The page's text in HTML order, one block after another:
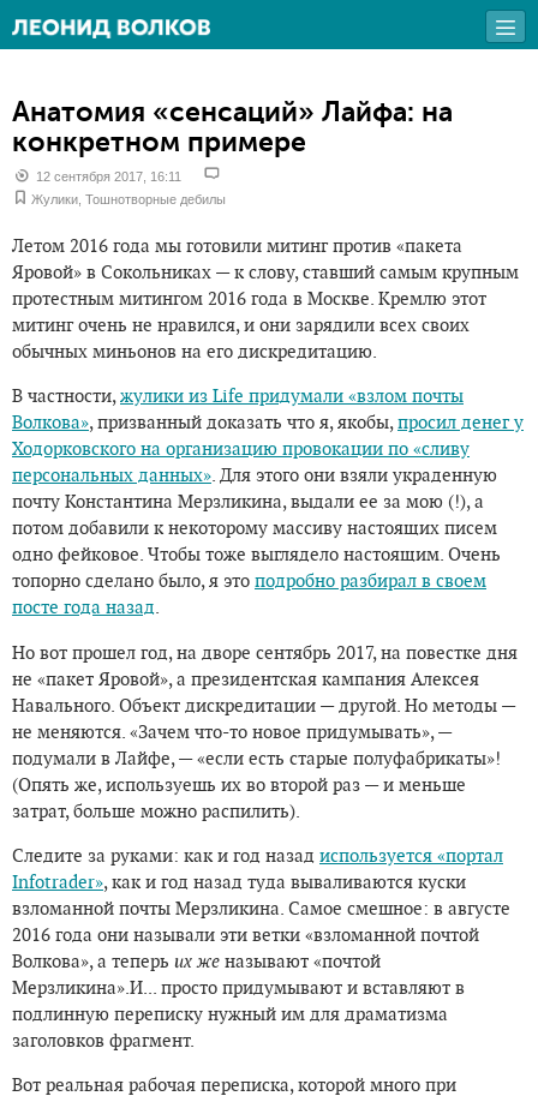
Анатомия «сенсаций» Лайфа: на
конкретном примере
12 сентября 2017, 16:11
Жулики Тошнотворные дебилы
Летом 2016 года мы готовили митинг против «пакета
Яровой» в Сокольниках — к слову, ставший самым крупным
протестным митингом 2016 года в Москве. Кремлю этот
митинг очень не нравился, и они зарядили всех своих
обычных миньонов на его дискредитацию.
В частности,жулики из Life придумали «взлом почты
Волкова», призванный доказать что я, якобы,просил денег у
Ходорковского на организацию провокации по «сливу
персональных данных». Для этого они взяли украденную
почту Константина Мерзликина, выдали ее за мою (!), а
потом добавили к некоторому массиву настоящих писем
одно фейковое. Чтобы тоже выглядело настоящим. Очень
топорно сделано было, я это подробно разбирал в своем
посте года назад.
Но вот прошел год, на дворе сентябрь 2017, на повестке дня
не «пакет Яровой», а президентская кампания Алексея
Навального. Объект дискредитации — другой. Но методы —
не меняются. «Зачем что-то новое придумывать», —
подумали в Лайфе, — «если есть старые полуфабрикаты»!
(Опять же, используешь их во второй раз — и меньше
затрат, больше можно распилить).
Следите за руками: как и год назад используется «портал
Infotrader», как и год назад туда вываливаются куски
взломанной почты Мерзликина. Самое смешное: в августе
2016 года они называли эти ветки «взломанной почтой
Волкова», а теперь их же называют «почтой
Мерзликина».И... просто придумывают и вставляют в
подлинную переписку нужный им для драматизма
заголовков фрагмент.
Вот реальная рабочая переписка, которой много при